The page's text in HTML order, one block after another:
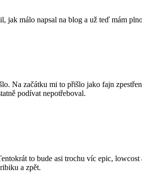
jak málo napsal na blog a už teď mám
Na začátku mi to přišlo jako fajn
podívat nepotřeboval.
to bude asi trochu víc epic,
a zpět.